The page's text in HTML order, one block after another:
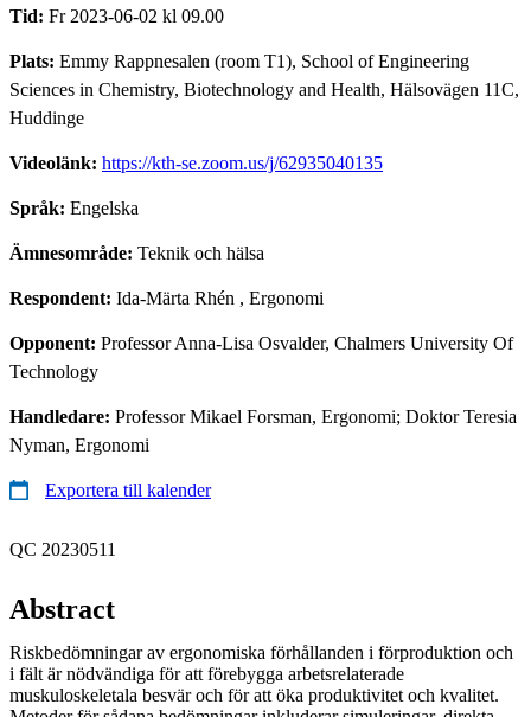
Tid: Fr 2023-06-02 kl 09.00
Plats: Emmy Rappnesalen (room T1), School of Engineering
Sciences in Chemistry, Biotechnology and Health, Hälsovägen 11C,
Huddinge
Videolänk: https://kth-se.zoom.us/j/62935040135
Språk: Engelska
Ämnesområde: Teknik och hälsa
Respondent: Ida-Märta Rhén , Ergonomi
Opponent: Professor Anna-Lisa Osvalder, Chalmers University Of
Technology
Handledare: Professor Mikael Forsman, Ergonomi; Doktor Teresia
Nyman, Ergonomi
Exportera till kalender
QC 20230511
Abstract
Riskbedömningar av ergonomiska förhållanden i förproduktion och
i fält är nödvändiga för att förebygga arbetsrelaterade
muskuloskeletala besvär och för att öka produktivitet och kvalitet.